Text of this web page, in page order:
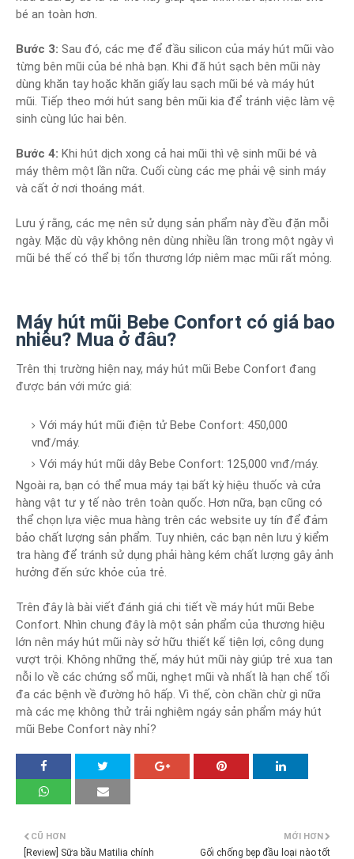
bé an toàn hơn.
Bước 3: Sau đó, các mẹ để đầu silicon của máy hút mũi vào
từng bên mũi của bé nhà bạn. Khi đã hút sạch bên mũi này
dùng khăn tay hoặc khăn giấy lau sạch mũi bé và máy hút
mũi. Tiếp theo mới hút sang bên mũi kia để tránh việc làm vệ
sinh cùng lúc hai bên.
Bước 4: Khi hút dịch xong cả hai mũi thì vệ sinh mũi bé và
máy thêm một lần nữa. Cuối cùng các mẹ phải vệ sinh máy
và cất ở nơi thoáng mát.
Lưu ý rằng, các mẹ nên sử dụng sản phẩm này đều đặn mỗi
ngày. Mặc dù vậy không nên dùng nhiều lần trong một ngày vì
mũi bé thế có thể bị tổn thương lớp niêm mạc mũi rất mỏng.
Máy hút mũi Bebe Confort có giá bao
nhiêu? Mua ở đâu?
Trên thị trường hiện nay, máy hút mũi Bebe Confort đang
được bán với mức giá:
Với máy hút mũi điện tử Bebe Confort: 450,000
vnđ/máy.
Với máy hút mũi dây Bebe Confort: 125,000 vnđ/máy.
Ngoài ra, bạn có thể mua máy tại bất kỳ hiệu thuốc và cửa
hàng vật tư y tế nào trên toàn quốc. Hơn nữa, bạn cũng có
thể chọn lựa việc mua hàng trên các website uy tín để đảm
bảo chất lượng sản phẩm. Tuy nhiên, các bạn nên lưu ý kiểm
tra hàng để tránh sử dụng phải hàng kém chất lượng gây ảnh
hưởng đến sức khỏe của trẻ.
Trên đây là bài viết đánh giá chi tiết về máy hút mũi Bebe
Confort. Nhìn chung đây là một sản phẩm của thương hiệu
lớn nên máy hút mũi này sở hữu thiết kế tiện lợi, công dụng
vượt trội. Không những thế, máy hút mũi này giúp trẻ xua tan
nỗi lo về các chứng sổ mũi, nghẹt mũi và nhất là hạn chế tối
đa các bệnh về đường hô hấp. Vì thế, còn chần chừ gì nữa
mà các mẹ không thử trải nghiệm ngáy sản phẩm máy hút
mũi Bebe Confort này nhỉ?
MỚI HƠN
Gối chống bẹp đầu loại nào tốt
CŨ HƠN
[Review] Sữa bầu Matilia chính